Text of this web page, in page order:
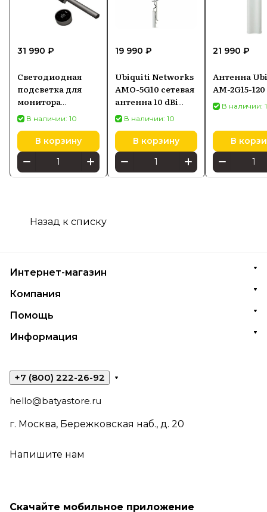
31 990 ₽
Светодиодная
подсветка для
монитора
SCREENBAR HALO
2
В наличии: 10
В корзину
19 990 ₽
Ubiquiti Networks
AMO-5G10 сетевая
антенна 10 dBi
Секторная
антенна
В наличии: 10
В корзину
21 990 ₽
Антенна
AM-2G15-120
В наличии:
В
Назад к списку
Интернет-магазин
Компания
Помощь
Информация
+7 (800) 222-26-92
hello@batyastore.ru
г. Москва, Бережковская наб., д. 20
Напишите нам
Скачайте мобильное приложение